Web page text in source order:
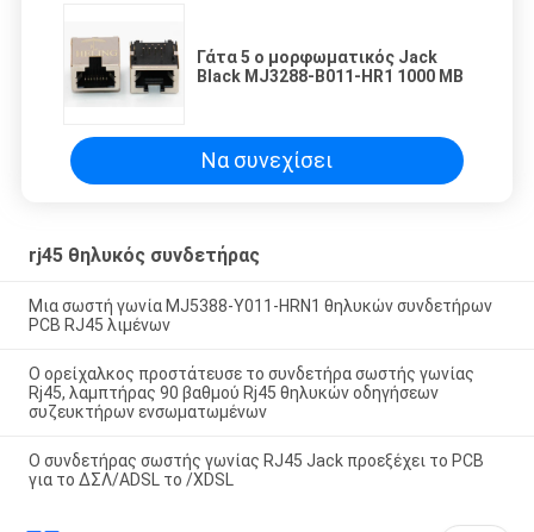
Γάτα 5 ο μορφωματικός Jack
Black MJ3288-B011-HR1 1000 ΜΒ
Να συνεχίσει
rj45 θηλυκός συνδετήρας
Μια σωστή γωνία MJ5388-Y011-HRN1 θηλυκών συνδετήρων
PCB RJ45 λιμένων
Ο ορείχαλκος προστάτευσε το συνδετήρα σωστής γωνίας
Rj45, λαμπτήρας 90 βαθμού Rj45 θηλυκών οδηγήσεων
συζευκτήρων ενσωματωμένων
Ο συνδετήρας σωστής γωνίας RJ45 Jack προεξέχει το PCB
για το ΔΣΛ/ADSL το /XDSL